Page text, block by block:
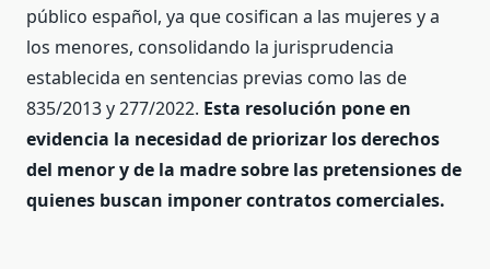
público español, ya que cosifican a las mujeres y a
los menores, consolidando la jurisprudencia
establecida en sentencias previas como las de
835/2013 y 277/2022. Esta resolución pone en
evidencia la necesidad de priorizar los derechos
del menor y de la madre sobre las pretensiones de
quienes buscan imponer contratos comerciales.